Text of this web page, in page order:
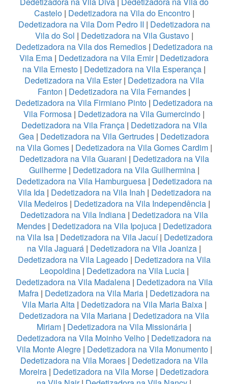
Castelo| Dedetizadora na Vila do Encontro|
Dedetizadora na Vila Dom Pedro II | Dedetizadora na
Vila do Sol | Dedetizadora na Vila Gustavo|
Dedetizadora na Vila dos Remedios| Dedetizadora na
Vila Ema | Dedetizadora na Vila Emir| Dedetizadora
na Vila Ernesto | Dedetizadora na Vila Esperança |
Dedetizadora na Vila Ester| Dedetizadora na Vila
Fanton | Dedetizadora na Vila Fernandes |
Dedetizadora na Vila Firmiano Pinto | Dedetizadora na
Vila Formosa | Dedetizadora na Vila Gumercindo |
Dedetizadora na Vila França| Dedetizadora na Vila
Gea | Dedetizadora na Vila Gertrudes | Dedetizadora
na Vila Gomes | Dedetizadora na Vila Gomes Cardim |
Dedetizadora na Vila Guarani | Dedetizadora na Vila
Guilherme| Dedetizadora na Vila Guilhermina|
Dedetizadora na Vila Hamburguesa| Dedetizadora na
Vila Ida| Dedetizadora na Vila Inah | Dedetizadora na
Vila Medeiros | Dedetizadora na Vila Independência |
Dedetizadora na Vila Indiana| Dedetizadora na Vila
Mendes| Dedetizadora na Vila Ipojuca| Dedetizadora
na Vila Isa| Dedetizadora na Vila Jacuí| Dedetizadora
na Vila Jaguará | Dedetizadora na Vila Joaniza |
Dedetizadora na Vila Lageado| Dedetizadora na Vila
Leopoldina| Dedetizadora na Vila Lucia|
Dedetizadora na Vila Madalena| Dedetizadora na Vila
Mafra | Dedetizadora na Vila Maria | Dedetizadora na
Vila Maria Alta| Dedetizadora na Vila Maria Baixa|
Dedetizadora na Vila Mariana | Dedetizadora na Vila
Miriam | Dedetizadora na Vila Missionária |
Dedetizadora na Vila Moinho Velho | Dedetizadora na
Vila Monte Alegre| Dedetizadora na Vila Monumento|
Dedetizadora na Vila Moraes| Dedetizadora na Vila
Moreira | Dedetizadora na Vila Morse | Dedetizadora